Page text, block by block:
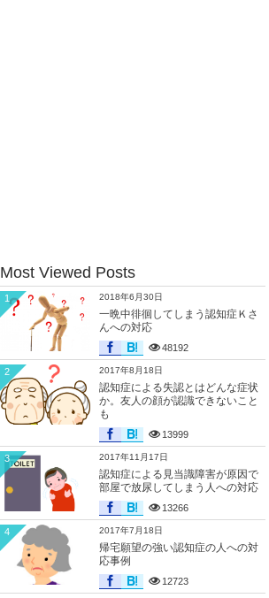
Most Viewed Posts
2018年6月30日
一晩中徘徊してしまう認知症Ｋさ
んへの対応
48192
1
2017年8月18日
認知症による失認とはどんな症状
か。友人の顔が認識できないこと
も
13999
2
2017年11月17日
認知症による見当識障害が原因で
部屋で放尿してしまう人への対応
13266
3
2017年7月18日
帰宅願望の強い認知症の人への対
応事例
12723
4